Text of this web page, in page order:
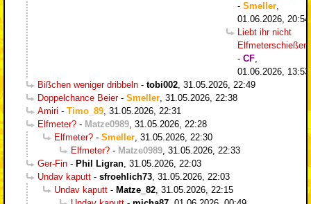
- Smeller,
01.06.2026, 20:54
Liebt ihr nicht
- CF,
01.06.2026, 13:53
Bißchen weniger dribbeln - tobi002, 31.05.2026, 22:49
Doppelchance Beier- Smeller, 31.05.2026, 22:38
Amiri - Timo_89, 31.05.2026, 22:31
Elfmeter? - Matze0989, 31.05.2026, 22:28
Elfmeter? - Smeller, 31.05.2026, 22:30
Elfmeter? - Matze0989, 31.05.2026, 22:33
Ger-Fin - Phil Ligran, 31.05.2026, 22:03
Undav kaputt - sfroehlich73, 31.05.2026, 22:03
Undav kaputt - Matze_82, 31.05.2026, 22:15